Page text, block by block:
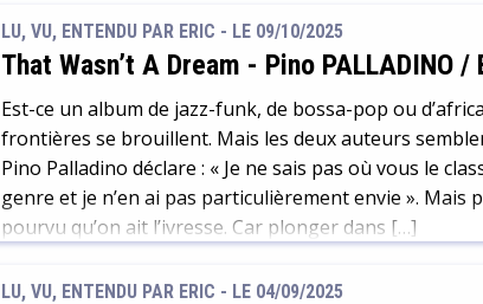
LU, VU, ENTENDU PAR ERIC - LE 09/10/2025
That Wasn’t A Dream - Pino PALLADINO /
Est-ce un album de jazz-funk, de bossa-pop ou
frontières se brouillent. Mais les deux auteurs
Pino Palladino déclare : « Je ne sais pas où vous le
genre et je n’en ai pas particulièrement envie ». Mais
pourvu qu’on ait l’ivresse. Car plonger dans […]
LU, VU, ENTENDU PAR ERIC - LE 04/09/2025